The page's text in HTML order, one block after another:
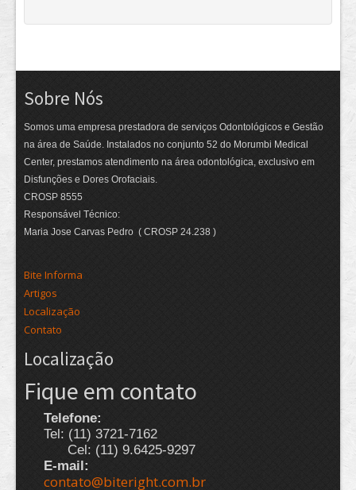
Sobre Nós
Somos uma empresa prestadora de serviços Odontológicos e Gestão
na área de Saúde. Instalados no conjunto 52 do Morumbi Medical
Center, prestamos atendimento na área odontológica, exclusivo em
Disfunções e Dores Orofaciais.
CROSP 8555
Responsável Técnico:
Maria Jose Carvas Pedro ( CROSP 24.238 )
Bite Informa
Artigos
Localização
Contato
Localização
Fique em contato
Telefone:
Tel: (11) 3721-7162
Cel: (11) 9.6425-9297
E-mail:
contato@biteright.com.br